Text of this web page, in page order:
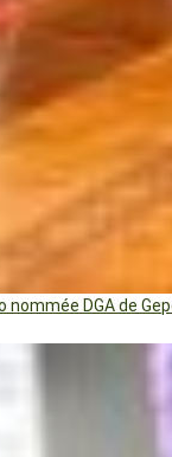
nommée DGA de